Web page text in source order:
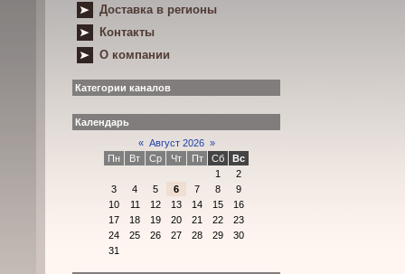
Доставка в регионы
Контакты
О компании
Категории каналов
Календарь
« Август 2026 »
Пн
Вт Ср Чт Пт Сб
Вс
1
2
3
4 5 6 7 8
9
10
11 12 13 14 15
16
17
18 19 20 21 22
23
24
25 26 27 28 29
30
31